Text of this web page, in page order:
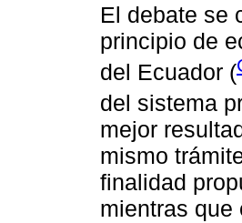
El debate se
principio de
del Ecuador (
del sistema
mejor
mismo
finalidad
mientras que